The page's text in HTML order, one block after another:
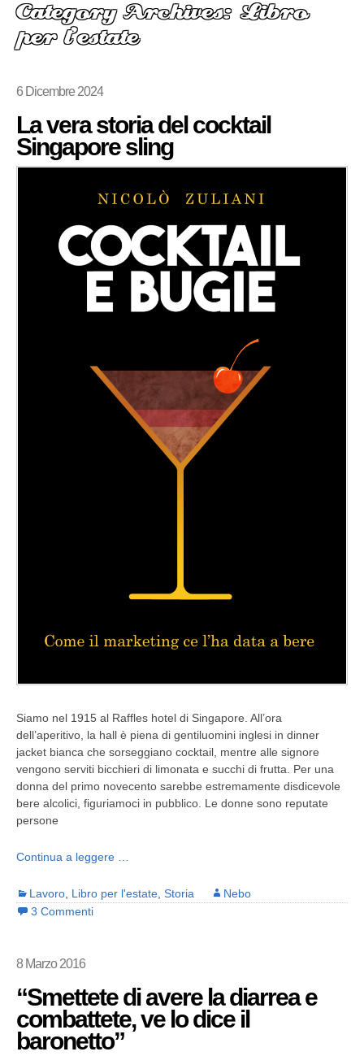
Category Archives: Libro
per l’estate
6 Dicembre 2024
La vera storia del cocktail
Singapore sling
Siamo nel 1915 al Raffles hotel di Singapore. All’ora
dell’aperitivo, la hall è piena di gentiluomini inglesi in dinner
jacket bianca che sorseggiano cocktail, mentre alle signore
vengono serviti bicchieri di limonata e succhi di frutta. Per una
donna del primo novecento sarebbe estremamente disdicevole
bere alcolici, figuriamoci in pubblico. Le donne sono reputate
persone
Continua a leggere …
Lavoro Libro per l'estate Storia
Nebo
3 Commenti
8 Marzo 2016
“Smettete di avere la diarrea e
combattete, ve lo dice il
baronetto”